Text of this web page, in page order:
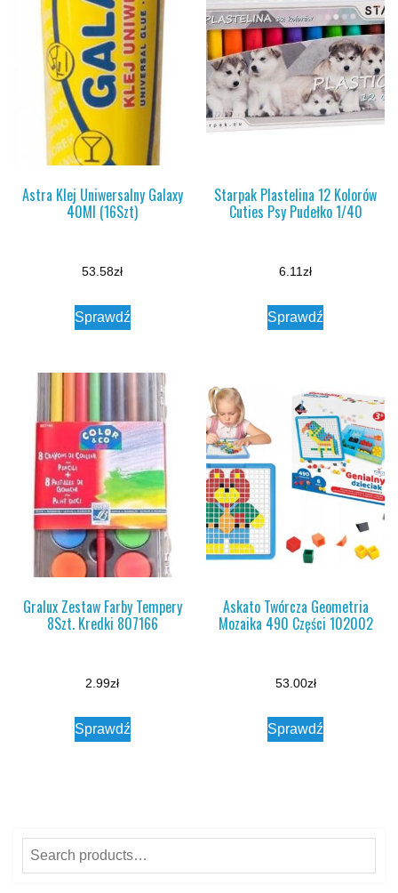
Astra Klej Uniwersalny Galaxy
40Ml (16Szt)
53.58zł
Sprawdź
Starpak Plastelina 12 Kolorów
Cuties Psy Pudełko 1/40
6.11zł
Sprawdź
Gralux Zestaw Farby Tempery
8Szt. Kredki 807166
2.99zł
Sprawdź
Askato Twórcza Geometria
Mozaika 490 Części 102002
53.00zł
Sprawdź
Search
for: